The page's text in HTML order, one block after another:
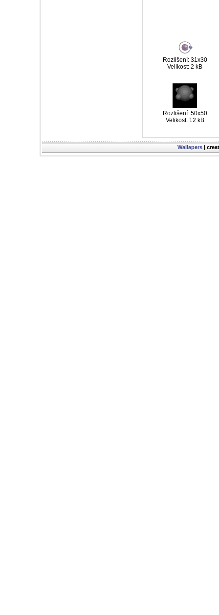
Rozlišení: 31x30
Velikost: 2 kB
Rozlišení: 50x50
Velikost: 12 kB
Wallapers |